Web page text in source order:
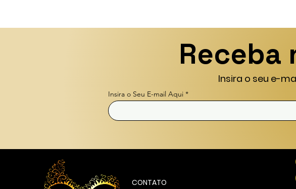
Receba
Insira o seu e-
Insira o Seu E-mail Aqui
CONTATO